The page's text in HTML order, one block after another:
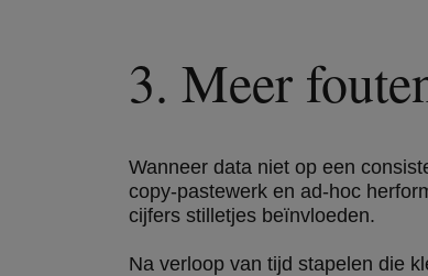
3. Meer
Wanneer data niet op een
copy-pastewerk en ad-hoc
cijfers stilletjes beïnvloeden.
Na verloop van tijd stapelen die